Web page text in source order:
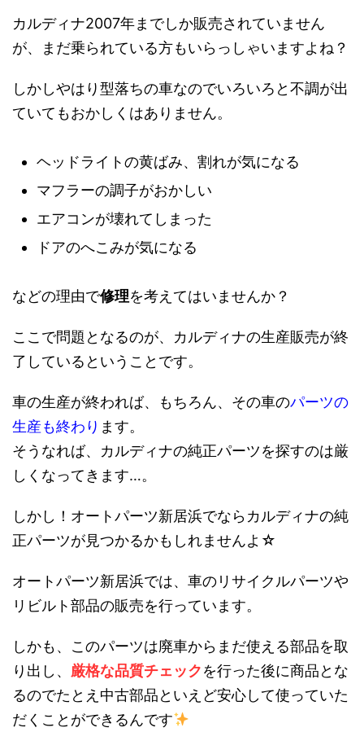
カルディナ2007年までしか販売されていません
が、まだ乗られている方もいらっしゃいますよね？
しかしやはり型落ちの車なのでいろいろと不調が出
ていてもおかしくはありません。
ヘッドライトの黄ばみ、割れが気になる
マフラーの調子がおかしい
エアコンが壊れてしまった
ドアのへこみが気になる
などの理由で修理を考えてはいませんか？
ここで問題となるのが、カルディナの生産販売が終
了しているということです。
車の生産が終われば、もちろん、その車のパーツの
生産も終わり ます。
そうなれば、カルディナの純正パーツを探すのは厳
しくなってきます…。
しかし！オートパーツ新居浜でならカルディナの純
正パーツが見つかるかもしれませんよ☆
オートパーツ新居浜では、車のリサイクルパーツや
リビルト部品の販売を行っています。
しかも、このパーツは廃車からまだ使える部品を取
り出し、 厳格な品質チェックを行った後に商品とな
るのでたとえ中古部品といえど安心して使っていた
だくことができるんです